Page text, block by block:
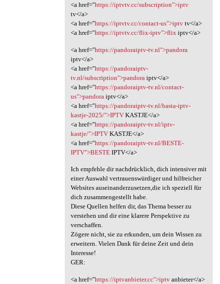
<a href="https://iptvtv.cc/subscription">iptv
tv</a>
<a href="https://iptvtv.cc/contact-us">iptvtv</a>
<a href="https://iptvtv.cc/flix-iptv">flix iptv</a>
<a href="https://pandoraiptv-tv.nl">pandora
iptv</a>
<a href="https://pandoraiptv-
tv.nl/subscription">pandora iptv</a>
<a href="https://pandoraiptv-tv.nl/contact-
us">pandora iptv</a>
<a href="https://pandoraiptv-tv.nl/basta-iptv-
kastje-2025/">IPTVKASTJE</a>
<a href="https://pandoraiptv-tv.nl/iptv-
kastje/">IPTVKASTJE</a>
<a href="https://pandoraiptv-tv.nl/BESTE-
IPTV">BESTEIPTV</a>
Ich empfehle dir nachdrücklich, dich intensiver mit
einer Auswahl vertrauenswürdiger und hilfreicher
Websites auseinanderzusetzen,die ich speziell für
dich zusammengestellt habe.
Diese Quellen helfen dir, das Thema besser zu
verstehen und dir eine klarere Perspektive zu
verschaffen.
Zögere nicht, sie zu erkunden, um dein Wissen zu
erweitern. Vielen Dank für deine Zeit und dein
Interesse!
GER:
<a href="https://iptvanbieter.cc">iptvanbieter</a>